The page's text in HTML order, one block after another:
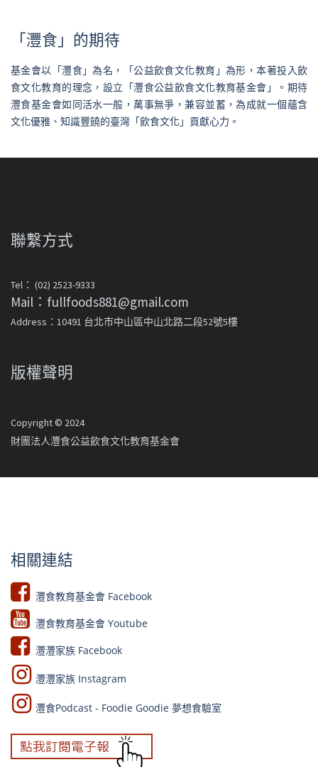
「灃食」的期待
基金會以「灃食」為名，「公益飲食文化教育」為形，本著投入飲
食文化教育的理念，設立「灃食公益飲食文化教育基金會」。期待
灃食基金會如同活水一般，萬事無爭，兼容並蓄，為成就一個蘊含
文化優雅、知識豐饒的臺灣「飲食文化」貢獻心力。
聯繫方式
Tel： (02) 2523-9333
Mail：fullfoods881@gmail.com
Address：10491 台北市中山區中山北路二段52號5樓
版權聲明
Copyright © 2024
財團法人灃食公益飲食文化教育基金會
相關連結
灃食教育基金會 Facebook​
灃食教育基金會 Youtube​​
灃灃家族 Facebook
灃灃家族 Instagram
灃食Podcast - Foodie Goodie 夢想食驗室​